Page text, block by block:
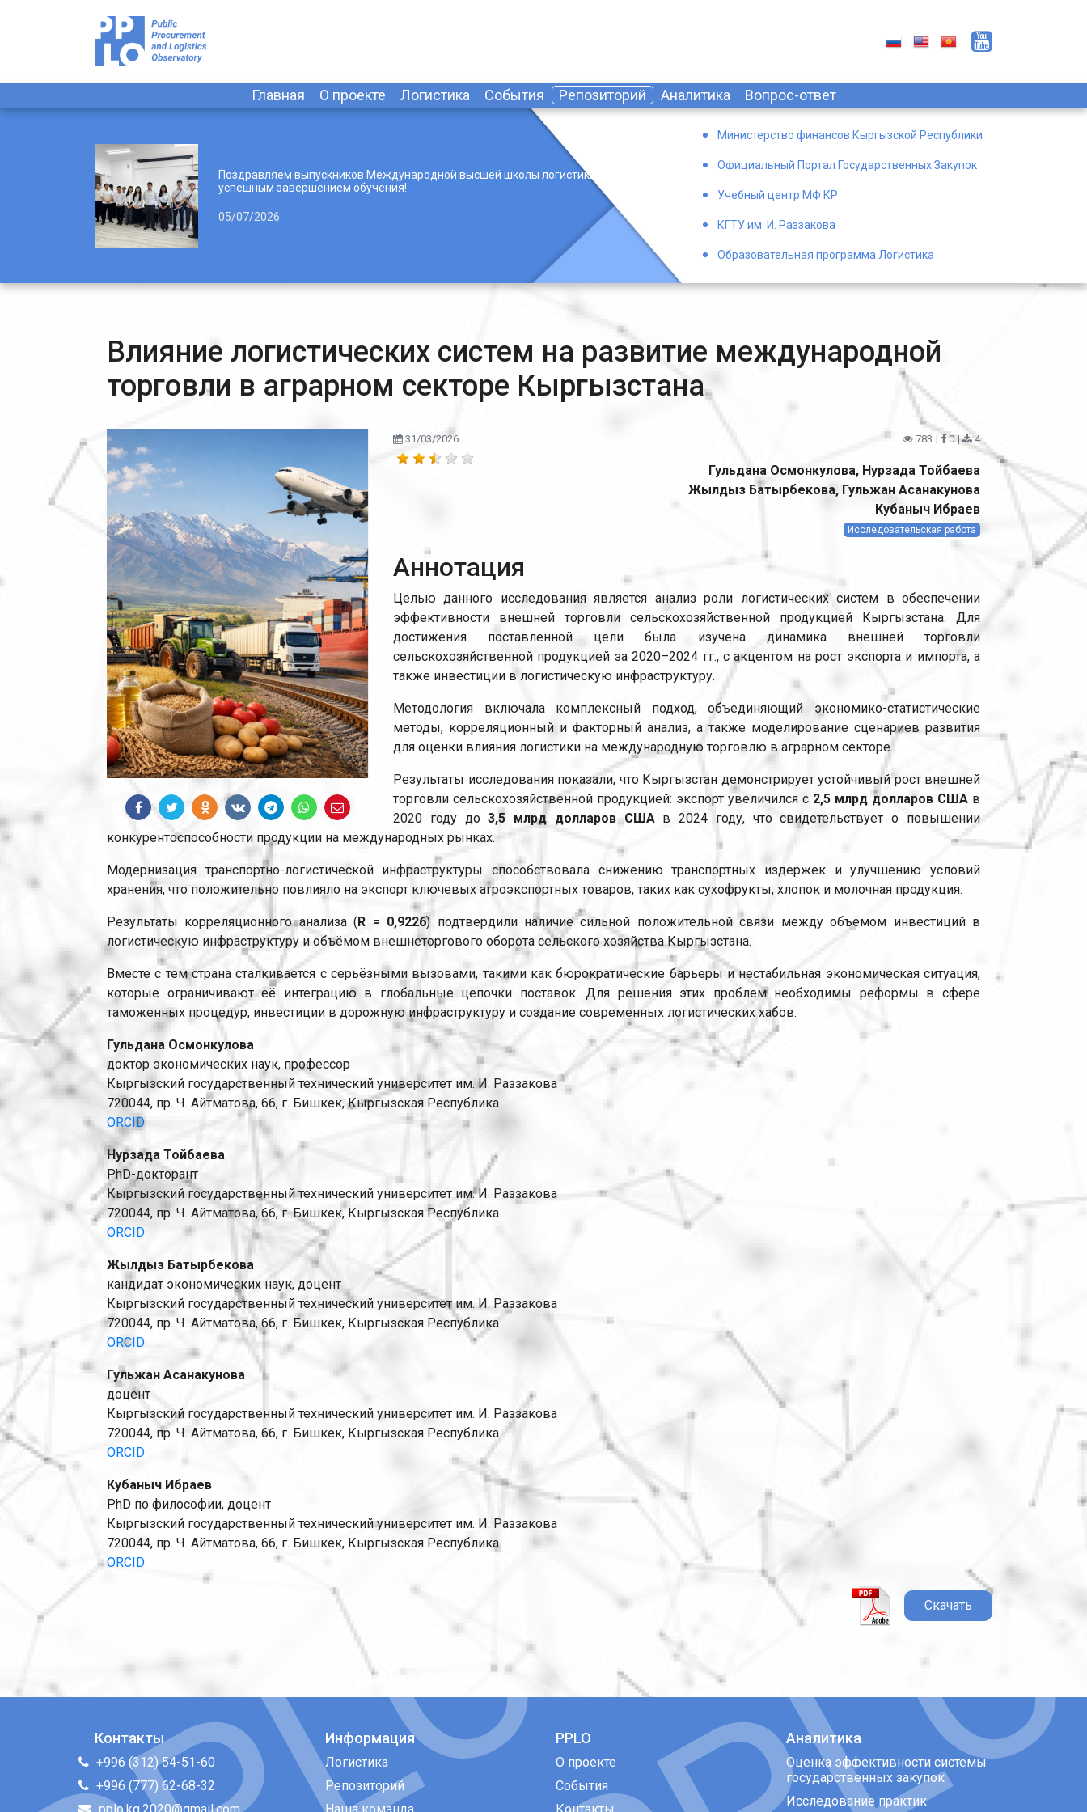
Главная О проекте Логистика События Репозиторий Аналитика Вопрос-ответ
Поздравляем выпускников Международной высшей школы логистики с
успешным завершением обучения!
05/07/2026
Министерство финансов Кыргызской Республики
Официальный Портал Государственных Закупок
Учебный центр МФ КР
КГТУ им. И. Раззакова
Образовательная программа Логистика
Влияние логистических систем на развитие международной
торговли в аграрном секторе Кыргызстана
31/03/2026 783 | 0 | 4
Гульдана Осмонкулова, Нурзада Тойбаева
Жылдыз Батырбекова, Гульжан Асанакунова
Кубаныч Ибраев
Исследовательская работа
Аннотация
Целью данного исследования является анализ роли логистических систем в обеспечении
эффективности внешней торговли сельскохозяйственной продукцией Кыргызстана. Для
достижения поставленной цели была изучена динамика внешней торговли
сельскохозяйственной продукцией за 2020–2024 гг., с акцентом на рост экспорта и импорта, а
также инвестиции в логистическую инфраструктуру.
Методология включала комплексный подход, объединяющий экономико-статистические
методы, корреляционный и факторный анализ, а также моделирование сценариев развития
для оценки влияния логистики на международную торговлю в аграрном секторе.
Результаты исследования показали, что Кыргызстан демонстрирует устойчивый рост внешней
торговли сельскохозяйственной продукцией: экспорт увеличился с 2,5 млрд долларов США в
2020 году до3,5 млрд долларов СШАв 2024 году, что свидетельствует о повышении
конкурентоспособности продукции на международных рынках.
Модернизация транспортно-логистической инфраструктуры способствовала снижению транспортных издержек и улучшению условий
хранения, что положительно повлияло на экспорт ключевых агроэкспортных товаров, таких как сухофрукты, хлопок и молочная продукция.
Результаты корреляционного анализа (R = 0,9226) подтвердили наличие сильной положительной связи между объёмом инвестиций в
логистическую инфраструктуру и объёмом внешнеторгового оборота сельского хозяйства Кыргызстана.
Вместе с тем страна сталкивается с серьёзными вызовами, такими как бюрократические барьеры и нестабильная экономическая ситуация,
которые ограничивают её интеграцию в глобальные цепочки поставок. Для решения этих проблем необходимы реформы в сфере
таможенных процедур, инвестиции в дорожную инфраструктуру и создание современных логистических хабов.
Гульдана Осмонкулова
доктор экономических наук, профессор
Кыргызский государственный технический университет им. И. Раззакова
720044, пр. Ч. Айтматова, 66, г. Бишкек, Кыргызская Республика
ORCID
Нурзада Тойбаева
PhD-докторант
Кыргызский государственный технический университет им. И. Раззакова
720044, пр. Ч. Айтматова, 66, г. Бишкек, Кыргызская Республика
ORCID
Жылдыз Батырбекова
кандидат экономических наук, доцент
Кыргызский государственный технический университет им. И. Раззакова
720044, пр. Ч. Айтматова, 66, г. Бишкек, Кыргызская Республика
ORCID
Гульжан Асанакунова
доцент
Кыргызский государственный технический университет им. И. Раззакова
720044, пр. Ч. Айтматова, 66, г. Бишкек, Кыргызская Республика
ORCID
Кубаныч Ибраев
PhD по философии, доцент
Кыргызский государственный технический университет им. И. Раззакова
720044, пр. Ч. Айтматова, 66, г. Бишкек, Кыргызская Республика
ORCID
Скачать
Контакты
+996 (312) 54-51-60
+996 (777) 62-68-32
Информация
Логистика
Репозиторий
PPLO
О проекте
События
Аналитика
Оценка эффективности системы
государственных закупок
Исследование практик